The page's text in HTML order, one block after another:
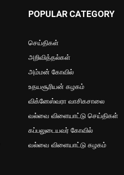
POPULAR CATEGORY
செய்திகள்
அறிவித்தல்கள்
அம்மன் கோவில்
உதயசூரியன் கழகம்
விக்னேஸ்வரா வாசிகசாலை
வல்வை விளையாட்டு செய்திகள்
கப்பலுடையவர் கோவில்
வல்வை விளையாட்டு கழகம்